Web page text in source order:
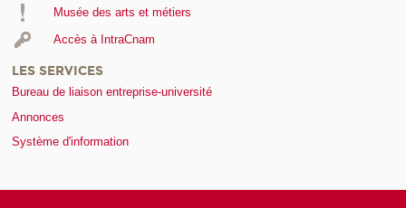
Musée des arts et métiers
Accès à IntraCnam
LES SERVICES
Bureau de liaison entreprise-université
Annonces
Système d'information